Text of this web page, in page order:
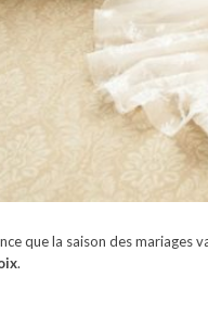
que la saison des mariages
.